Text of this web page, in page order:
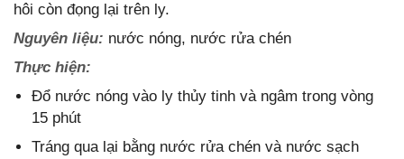
hôi còn đọng lại trên ly.
Nguyên liệu: nước nóng, nước rửa chén
Thực hiện:
Đổ nước nóng vào ly thủy tinh và ngâm trong vòng
15 phút
Tráng qua lại bằng nước rửa chén và nước sạch